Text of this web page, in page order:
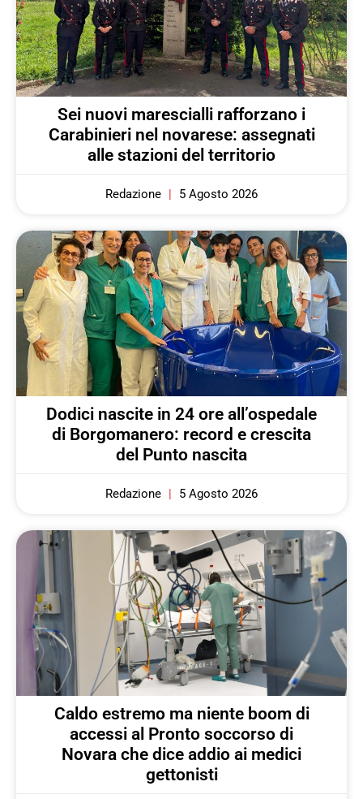
Sei nuovi marescialli rafforzano i
Carabinieri nel novarese: assegnati
alle stazioni del territorio
Redazione 5 Agosto 2026
Dodici nascite in 24 ore all’ospedale
di Borgomanero: record e crescita
del Punto nascita
Redazione 5 Agosto 2026
Caldo estremo ma niente boom di
accessi al Pronto soccorso di
Novara che dice addio ai medici
gettonisti